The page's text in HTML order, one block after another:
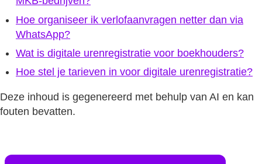
Hoe organiseer ik verlofaanvragen netter dan via
WhatsApp?
Wat is digitale urenregistratie voor boekhouders?
Hoe stel je tarieven in voor digitale urenregistratie?
Deze inhoud is gegenereerd met behulp van AI en kan
fouten bevatten.